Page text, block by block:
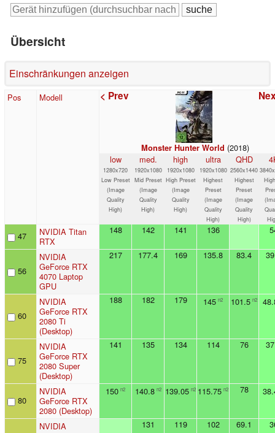
Übersicht
Einschränkungen anzeigen
Pos Modell < Prev
Monster Hunter World (2018)
low
1280x720
Low Preset
(Image
Quality
High)
med.
1920x1080
Mid Preset
(Image
Quality
High)
high
1920x1080
High Preset
(Image
Quality
High)
ultra
1920x1080
Highest
Preset
(Image
Quality
High)
QHD
2560x1440
Highest
Preset
(Image
Quality
High)
47
NVIDIA Titan
RTX
148 142 141 136
56
NVIDIA
GeForce RTX
4070 Laptop
GPU
217 177.4 169 135.8 83.4
60
NVIDIA
GeForce RTX
2080 Ti
(Desktop)
188 182 179 145 n2 101.5 n2
75
NVIDIA
GeForce RTX
2080 Super
(Desktop)
141 135 134 114 76
80
NVIDIA
GeForce RTX
2080 (Desktop)
150 n2 140.8 n2 139.05 n2 115.75 n2 78
NVIDIA
131 119 102 69.1